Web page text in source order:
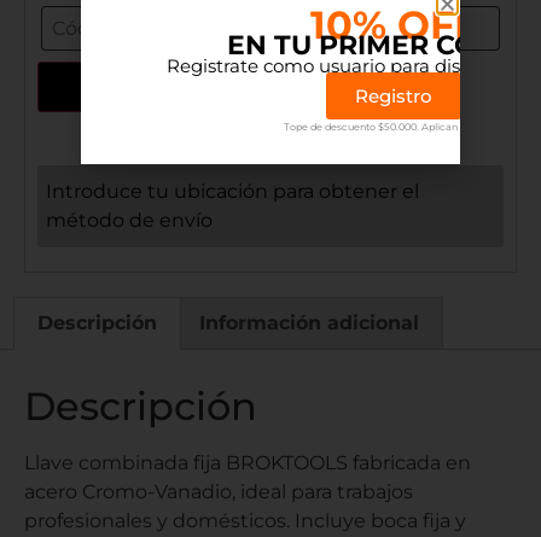
Introduce tu ubicación para obtener el
método de envío
Descripción Información adicional
Descripción
Llave combinada fija BROKTOOLS fabricada en
acero Cromo-Vanadio, ideal para trabajos
profesionales y domésticos. Incluye boca fija y
10% OFF
EN TU PRIMER
Registrate como usuario para disfrutar el
Registro
Tope de descuento $50.000. Aplican terminos.